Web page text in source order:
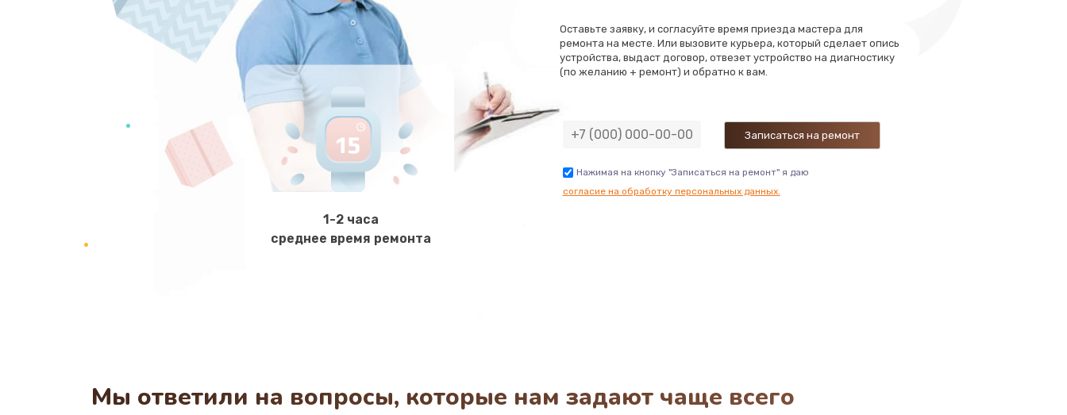
1-2 часа
среднее время ремонта
Оставьте заявку, и согласуйте время приезда мастера для
ремонта на месте. Или вызовите курьера, который сделает опись
устройства, выдаст договор, отвезет устройство на диагностику
(по желанию + ремонт) и обратно к вам.
Нажимая на кнопку "Записаться на ремонт" я даю
согласие на обработку персональных данных.
Мы ответили на вопросы, которые нам задают чаще всего